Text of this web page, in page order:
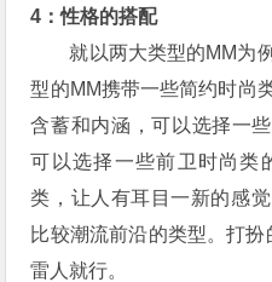
4：性格的搭配
就以两大类型的MM为
型的MM携带一些简约时尚
含蓄和内涵，可以选择一
可以选择一些前卫时尚类
类，让人有耳目一新的感
比较潮流前沿的类型。打
雷人就行。